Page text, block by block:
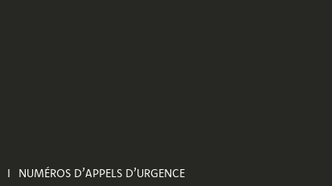
NUMÉROS D’APPELS D’URGENCE